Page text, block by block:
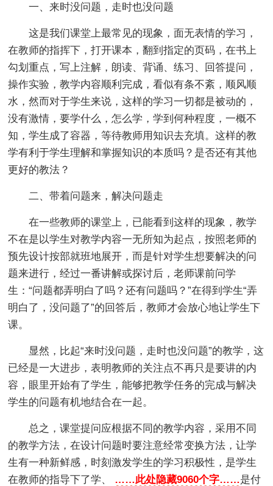
一、来时没问题，走时也没问题
这是我们课堂上最常见的现象，面无表情的学习，
在教师的指挥下，打开课本，翻到指定的页码，在书上
勾划重点，写上注解，朗读、背诵、练习、回答提问，
操作实验，教学内容顺利完成，看似有条不紊，顺风顺
水，然而对于学生来说，这样的学习一切都是被动的，
没有激情，要学什么，怎么学，学到何种程度，一概不
知，学生成了容器，等待教师用知识去充填。这样的教
学有利于学生理解和掌握知识的本质吗？是否还有其他
更好的教法？
二、带着问题来，解决问题走
在一些教师的课堂上，已能看到这样的现象，教学
不在是以学生对教学内容一无所知为起点，按照老师的
预先设计按部就班地展开，而是针对学生想要解决的问
题来进行，经过一番讲解或探讨后，老师课前问学
生：“问题都弄明白了吗？还有问题吗？”在得到学生“弄
明白了，没问题了”的回答后，教师才会放心地让学生下
课。
显然，比起“来时没问题，走时也没问题”的教学，这
已经是一大进步，表明教师的关注点不再只是要讲的内
容，眼里开始有了学生，能够把教学任务的完成与解决
学生的问题有机地结合在一起。
总之，课堂提问应根据不同的教学内容，采用不同
的教学方法，在设计问题时要注意经常变换方法，让学
生有一种新鲜感，时刻激发学生的学习积极性，是学生
在教师的指导下了学、 ……此处隐藏9060个字……是付